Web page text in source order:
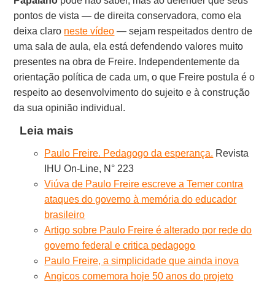
pontos de vista — de direita conservadora, como ela
deixa claro neste vídeo — sejam respeitados dentro de
uma sala de aula, ela está defendendo valores muito
presentes na obra de Freire. Independentemente da
orientação política de cada um, o que Freire postula é o
respeito ao desenvolvimento do sujeito e à construção
da sua opinião individual.
Leia mais
Paulo Freire. Pedagogo da esperança. Revista
IHU On-Line, N° 223
Viúva de Paulo Freire escreve a Temer contra
ataques do governo à memória do educador
brasileiro
Artigo sobre Paulo Freire é alterado por rede do
governo federal e critica pedagogo
Paulo Freire, a simplicidade que ainda inova
Angicos comemora hoje 50 anos do projeto